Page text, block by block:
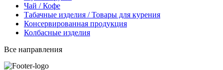
Чай / Кофе
Табачные изделия / Товары для курения
Консервированная продукция
Колбасные изделия
Все направления